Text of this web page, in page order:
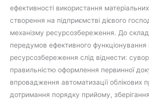
ефективності використання
створення на підприємстві дієвого
механізму ресурсозбереження. До
передумов ефективного функціонування
ресурсозбереження слід віднести:
правильністю оформлення первинної
впровадження автоматизації облікових
дотримання порядку прийому, зберігання